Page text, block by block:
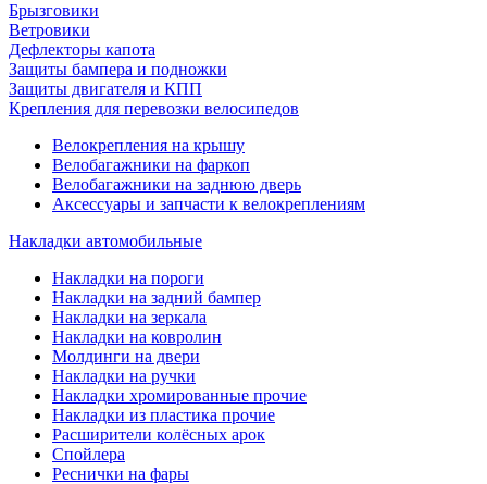
Брызговики
Ветровики
Дефлекторы капота
Защиты бампера и подножки
Защиты двигателя и КПП
Крепления для перевозки велосипедов
Велокрепления на крышу
Велобагажники на фаркоп
Велобагажники на заднюю дверь
Аксессуары и запчасти к велокреплениям
Накладки автомобильные
Накладки на пороги
Накладки на задний бампер
Накладки на зеркала
Накладки на ковролин
Молдинги на двери
Накладки на ручки
Накладки хромированные прочие
Накладки из пластика прочие
Расширители колёсных арок
Спойлера
Реснички на фары